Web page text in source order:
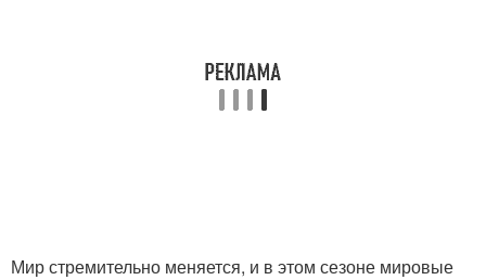
Мир стремительно меняется, и в этом сезоне мировые